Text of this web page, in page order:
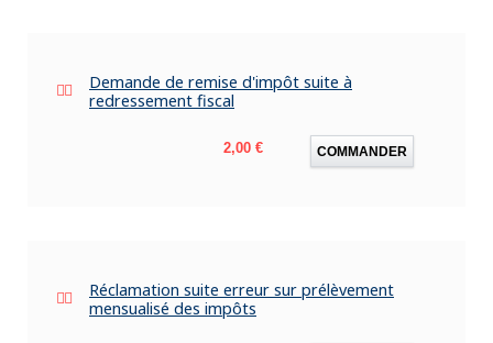
Demande de remise d'impôt suite à
redressement fiscal
Prix
2,00 € COMMANDER
Réclamation suite erreur sur prélèvement
mensualisé des impôts